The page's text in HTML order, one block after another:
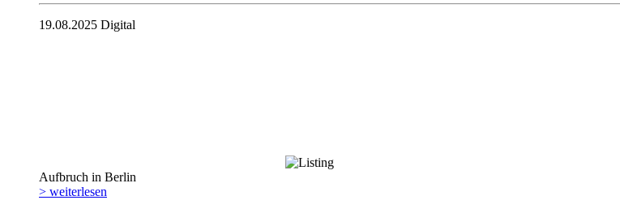
19.08.2025 Digital
Aufbruch in Berlin
> weiterlesen